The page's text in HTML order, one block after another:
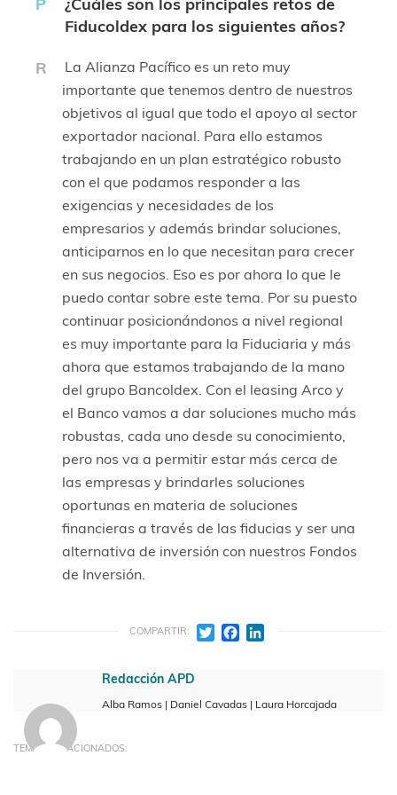
P
¿Cuáles son los principales retos de
Fiducoldex para los siguientes años?
R
La Alianza Pacífico es un reto muy
importante que tenemos dentro de nuestros
objetivos al igual que todo el apoyo al sector
exportador nacional. Para ello estamos
trabajando en un plan estratégico robusto
con el que podamos responder a las
exigencias y necesidades de los
empresarios y además brindar soluciones,
anticiparnos en lo que necesitan para crecer
en sus negocios. Eso es por ahora lo que le
puedo contar sobre este tema. Por su puesto
continuar posicionándonos a nivel regional
es muy importante para la Fiduciaria y más
ahora que estamos trabajando de la mano
del grupo Bancoldex. Con el leasing Arco y
el Banco vamos a dar soluciones mucho más
robustas, cada uno desde su conocimiento,
pero nos va a permitir estar más cerca de
las empresas y brindarles soluciones
oportunas en materia de soluciones
financieras a través de las fiducias y ser una
alternativa de inversión con nuestros Fondos
de Inversión.
COMPARTIR: TwitterFacebook
Redacción APD
Alba Ramos | Daniel Cavadas | Laura Horcajada
TEMAS RELACIONADOS: